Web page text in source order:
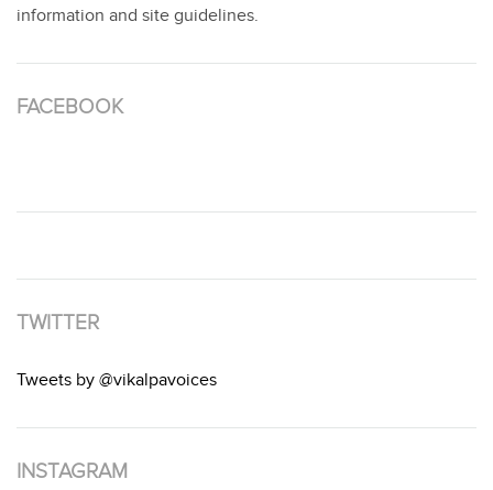
information and site guidelines.
FACEBOOK
TWITTER
Tweets by @vikalpavoices
INSTAGRAM